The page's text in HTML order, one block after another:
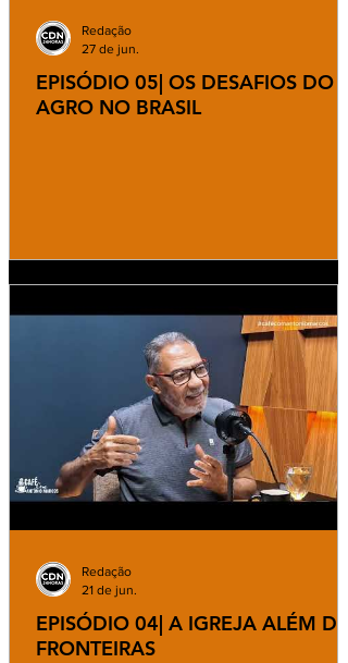
EPISÓDIO 05| OS DESAFIOS DO
AGRO NO BRASIL
Redação
27 de jun.
EPISÓDIO 04| A IGREJA ALÉM
FRONTEIRAS
Redação
21 de jun.